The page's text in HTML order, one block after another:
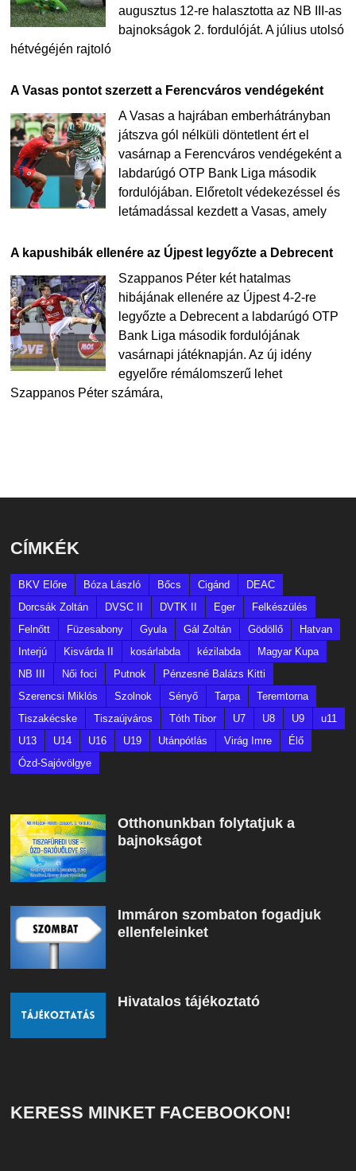
augusztus 12-re halasztotta az NB III-as
bajnokságok 2. fordulóját. A július utolsó
hétvégéjén rajtoló
A Vasas pontot szerzett a Ferencváros vendégeként
A Vasas a hajrában emberhátrányban
játszva gól nélküli döntetlent ért el
vasárnap a Ferencváros vendégeként a
labdarúgó OTP Bank Liga második
fordulójában. Előretolt védekezéssel és
letámadással kezdett a Vasas, amely
A kapushibák ellenére az Újpest legyőzte a Debrecent
Szappanos Péter két hatalmas
hibájának ellenére az Újpest 4-2-re
legyőzte a Debrecent a labdarúgó OTP
Bank Liga második fordulójának
vasárnapi játéknapján. Az új idény
egyelőre rémálomszerű lehet
Szappanos Péter számára,
CÍMKÉK
BKV Előre Bóza László Bőcs Cigánd
DEAC
Dorcsák Zoltán
DVSC II DVTK II Eger
Felkészülés
Felnőtt
Füzesabony Gyula Gál Zoltán Gödöllő
Hatvan
Interjú
Kisvárda II kosárlabda kézilabda
Magyar Kupa
NB III
Női foci Putnok
Pénzesné Balázs Kitti
Szerencsi Miklós
Szolnok Sényő Tarpa
Teremtorna
Tiszakécske
Tiszaújváros Tóth Tibor U7 U8 U9
u11
U13
U14 U16 U19 Utánpótlás Virág Imre
Élő
Ózd-Sajóvölgye
Otthonunkban folytatjuk a
bajnokságot
Immáron szombaton fogadjuk
ellenfeleinket
Hivatalos tájékoztató
KERESS MINKET FACEBOOKON!